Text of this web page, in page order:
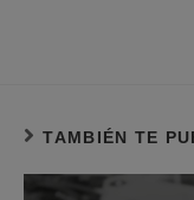
TAMBIÉN TE